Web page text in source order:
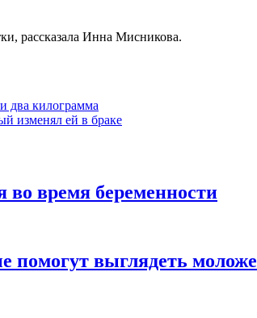
рассказала Инна Мисникова.
два килограмма
изменял ей в браке
во время беременности
помогут выглядеть моложе